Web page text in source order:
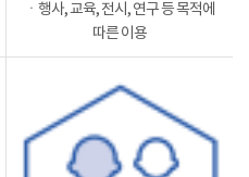
ㆍ행사, 교육, 전시, 연구 등 목적에
따른 이용